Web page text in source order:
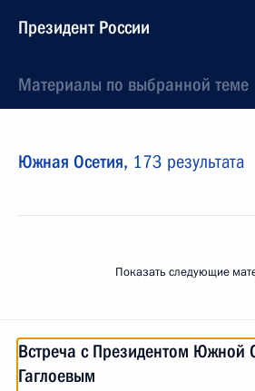
Президент России
Материалы по выбранной теме
Южная Осетия, 173 результата
Показать следующие
Встреча с Президентом Южной
Гаглоевым